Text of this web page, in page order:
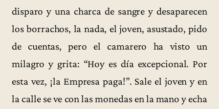
disparo y una charca de sangre y desaparecen
los borrachos, la nada, el joven, asustado, pido
de cuentas, pero el camarero ha visto un
milagro y grita: “Hoy es día excepcional. Por
esta vez, ¡la Empresa paga!”. Sale el joven y en
la calle se ve con las monedas en la mano y echa